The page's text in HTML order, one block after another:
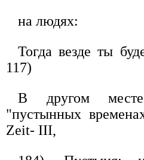
на людях:
Тогда везде ты
117)
В другом
"пустынных
Zeit- III,